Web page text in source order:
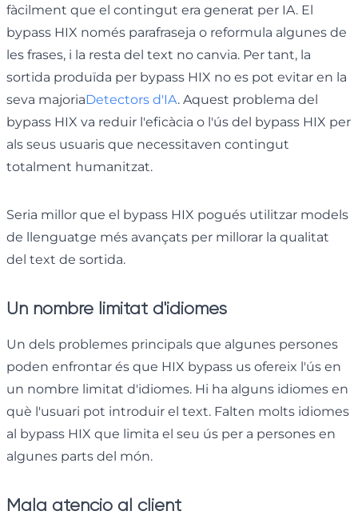
fàcilment que el contingut era generat per IA. El
bypass HIX només parafraseja o reformula algunes de
les frases, i la resta del text no canvia. Per tant, la
sortida produïda per bypass HIX no es pot evitar en la
seva majoriaDetectors d'IA. Aquest problema del
bypass HIX va reduir l'eficàcia o l'ús del bypass HIX per
als seus usuaris que necessitaven contingut
totalment humanitzat.
Seria millor que el bypass HIX pogués utilitzar models
de llenguatge més avançats per millorar la qualitat
del text de sortida.
Un nombre limitat d'idiomes
Un dels problemes principals que algunes persones
poden enfrontar és que HIX bypass us ofereix l'ús en
un nombre limitat d'idiomes. Hi ha alguns idiomes en
què l'usuari pot introduir el text. Falten molts idiomes
al bypass HIX que limita el seu ús per a persones en
algunes parts del món.
Mala atenció al client